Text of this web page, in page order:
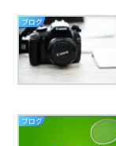
ブログ
ブログ